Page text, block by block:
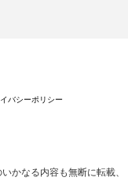
バシーポリシー
かなる内容も無断に転載、